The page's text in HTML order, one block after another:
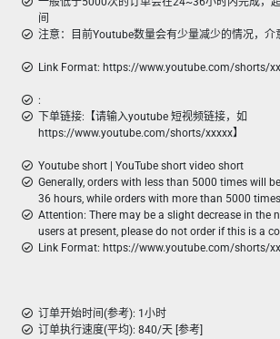
间
注意：目前Youtube数量会有少量减少的情况，介
Link Format: https://www.youtube.com/shorts/
:
下单链接:【请输入youtube 短视频链接，如
https://www.youtube.com/shorts/xxxxx】
Youtube short | YouTube short video short
Generally, orders with less than 5000 times will
36 hours, while orders with more than 5000
Attention: There may be a slight decrease in the
users at present, please do not order if this is a
Link Format: https://www.youtube.com/shorts/
订单开始时间(参考): 1小时
订单执行速度(平均): 840/天 [参考]